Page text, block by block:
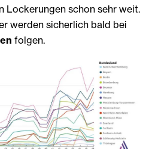
Lockerungen schon sehr weit.
werden sicherlich bald bei
folgen.